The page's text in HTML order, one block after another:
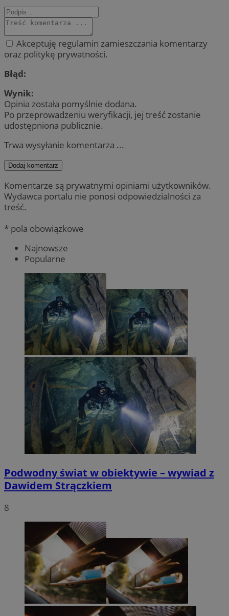
Akceptuję regulamin zamieszczania komentarzy
oraz politykę prywatności.
Błąd:
Wynik:
Opinia została pomyślnie dodana.
Po przeprowadzeniu weryfikacji, jej treść zostanie
udostępniona publicznie.
Trwa wysyłanie komentarza ...
Dodaj komentarz
Komentarze są prywatnymi opiniami użytkowników.
Wydawca portalu nie ponosi odpowiedzialności za
treść.
* pola obowiązkowe
Najnowsze
Popularne
Podwodny świat w obiektywie – wywiad z
Dawidem Strączkiem
8